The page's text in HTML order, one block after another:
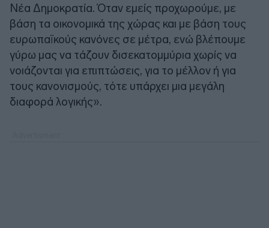
Νέα Δημοκρατία. Όταν εμείς προχωρούμε, με
βάση τα οικονομικά της χώρας και με βάση τους
ευρωπαϊκούς κανόνες σε μέτρα, ενώ βλέπουμε
γύρω μας να τάζουν δισεκατομμύρια χωρίς να
νοιάζονται για επιπτώσεις, για το μέλλον ή για
τους κανονισμούς, τότε υπάρχει μια μεγάλη
διαφορά λογικής».